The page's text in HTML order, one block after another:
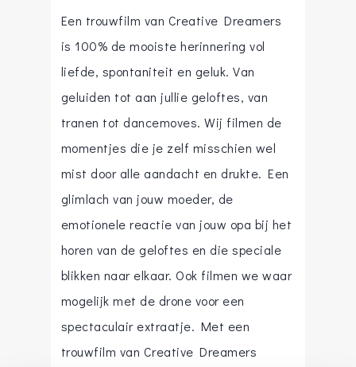
Een trouwfilm van Creative Dreamers
is 100% de mooiste herinnering vol
liefde, spontaniteit en geluk. Van
geluiden tot aan jullie geloftes, van
tranen tot dancemoves. Wij filmen de
momentjes die je zelf misschien wel
mist door alle aandacht en drukte. Een
glimlach van jouw moeder, de
emotionele reactie van jouw opa bij het
horen van de geloftes en die speciale
blikken naar elkaar. Ook filmen we waar
mogelijk met de drone voor een
spectaculair extraatje. Met een
trouwfilm van Creative Dreamers